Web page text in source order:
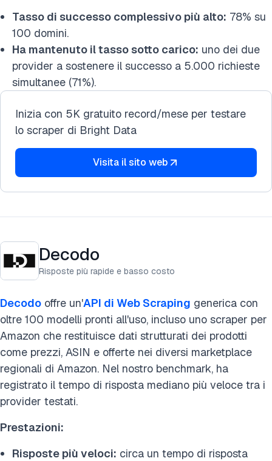
Tasso di successo complessivo più alto: 78% su
100 domini.
Ha mantenuto il tasso sotto carico: uno dei due
provider a sostenere il successo a 5.000 richieste
simultanee (71%).
Inizia con 5K gratuito record/mese per testare
lo scraper di Bright Data
Visita il sito web
Decodo
Risposte più rapide e basso costo
Decodo offre un'API di Web Scraping generica con
oltre 100 modelli pronti all'uso, incluso uno scraper per
Amazon che restituisce dati strutturati dei prodotti
come prezzi, ASIN e offerte nei diversi marketplace
regionali di Amazon. Nel nostro benchmark, ha
registrato il tempo di risposta mediano più veloce tra i
provider testati.
Prestazioni:
Risposte più veloci: circa un tempo di risposta